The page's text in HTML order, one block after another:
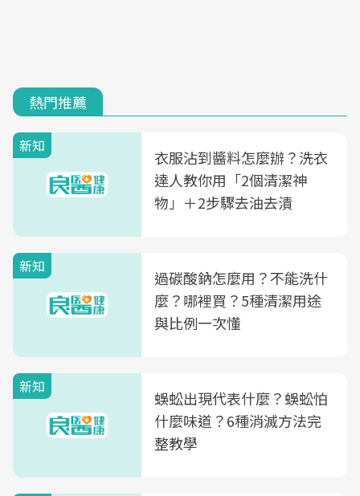
熱門推薦
新知
衣服沾到醬料怎麼辦？洗衣
達人教你用「2個清潔神
物」＋2步驟去油去漬
新知
過碳酸鈉怎麼用？不能洗什
麼？哪裡買？5種清潔用途
與比例一次懂
新知
蜈蚣出現代表什麼？蜈蚣怕
什麼味道？6種消滅方法完
整教學